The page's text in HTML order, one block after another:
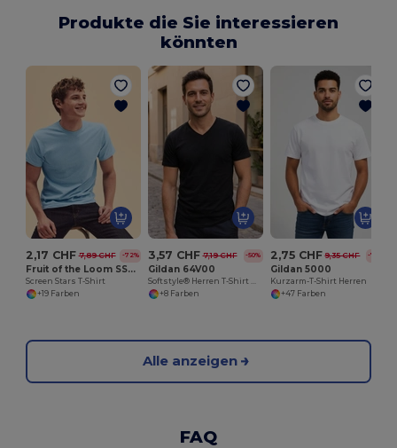
Produkte die Sie interessieren
könnten
2,17 CHF 7,89 CHF -72%
Fruit of the Loom SS048
Screen Stars T-Shirt
+19 Farben
3,57 CHF 7,19 CHF -50%
Gildan 64V00
+8 Farben
2,75 CHF 9,35 CHF -71%
Gildan 5000
Kurzarm-T-Shirt Herren
+47 Farben
Alle anzeigen
FAQ